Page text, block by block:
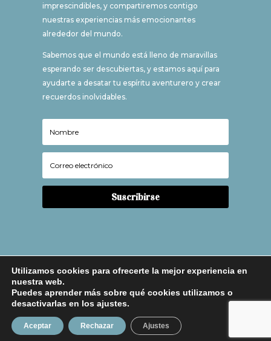
imprescindibles, y compartiremos contigo
nuestras experiencias más emocionantes
alrededor del mundo.
Sabemos que el mundo está lleno de maravillas
esperando ser descubiertas, y estamos aquí para
ayudarte a desatar tu espíritu aventurero y crear
recuerdos inolvidables.
Suscribirse
Avio Legal|Política de Privacidad
Utilizamos cookies para ofrecerte la mejor experiencia en
nuestra web.
Puedes aprender más sobre qué cookies utilizamos o
desactivarlas en los ajustes.
Aceptar Rechazar Ajustes